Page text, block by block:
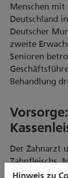
Menschen
Deutschland
Deutscher
zweite
Senioren
Behandlung
Der Zahnarzt
Zahnfleischs.
zwischen